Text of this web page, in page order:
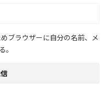
ブラウザーに自分の名前、メ
。